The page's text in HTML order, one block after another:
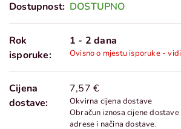
Dostupnost: DOSTUPNO
Rok
isporuke:
1 - 2 dana
Ovisno o mjestu isporuke -
Cijena
dostave:
7,57 €
Okvirna cijena dostave
Obračun iznosa cijene
adrese i načina dostave.